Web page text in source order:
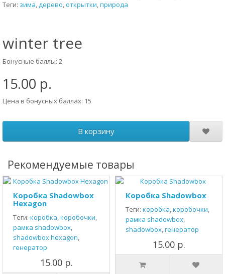
Теги: зима,дерево,открытки,природа
winter tree
Бонусные баллы: 2
15.00 р.
Цена в бонусных баллах: 15
В корзину
Рекомендуемые товары
Коробка Shadowbox
Hexagon
Теги: коробка,коробочки,
рамка shadowbox,
shadowbox hexagon,
генератор
15.00 р.
Коробка Shadowbox
Теги: коробка,коробочки,
рамка shadowbox,
shadowbox,генератор
15.00 р.